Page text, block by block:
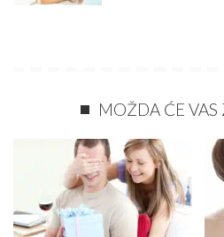
MOŽDA ĆE VAS